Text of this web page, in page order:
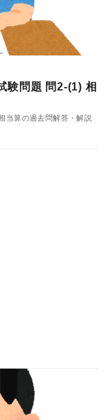
験問題 問2-(1) 相
当算の過去問解答・解説